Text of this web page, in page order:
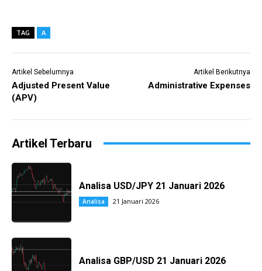
TAG A
Artikel Sebelumnya
Adjusted Present Value
(APV)
Artikel Berikutnya
Administrative Expenses
Artikel Terbaru
Analisa USD/JPY 21 Januari 2026
Analisa 21 Januari 2026
Analisa GBP/USD 21 Januari 2026